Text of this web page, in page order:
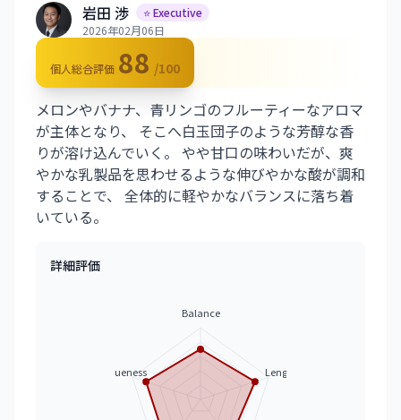
岩田 渉
⭐ Executive
2026年02月06日
個人総合評価 88 /100
メロンやバナナ、青リンゴのフルーティーなアロマ
が主体となり、 そこへ白玉団子のような芳醇な香
りが溶け込んでいく。 やや甘口の味わいだが、爽
やかな乳製品を思わせるような伸びやかな酸が調和
することで、 全体的に軽やかなバランスに落ち着
いている。
詳細評価
Balance
Length
Uniqueness